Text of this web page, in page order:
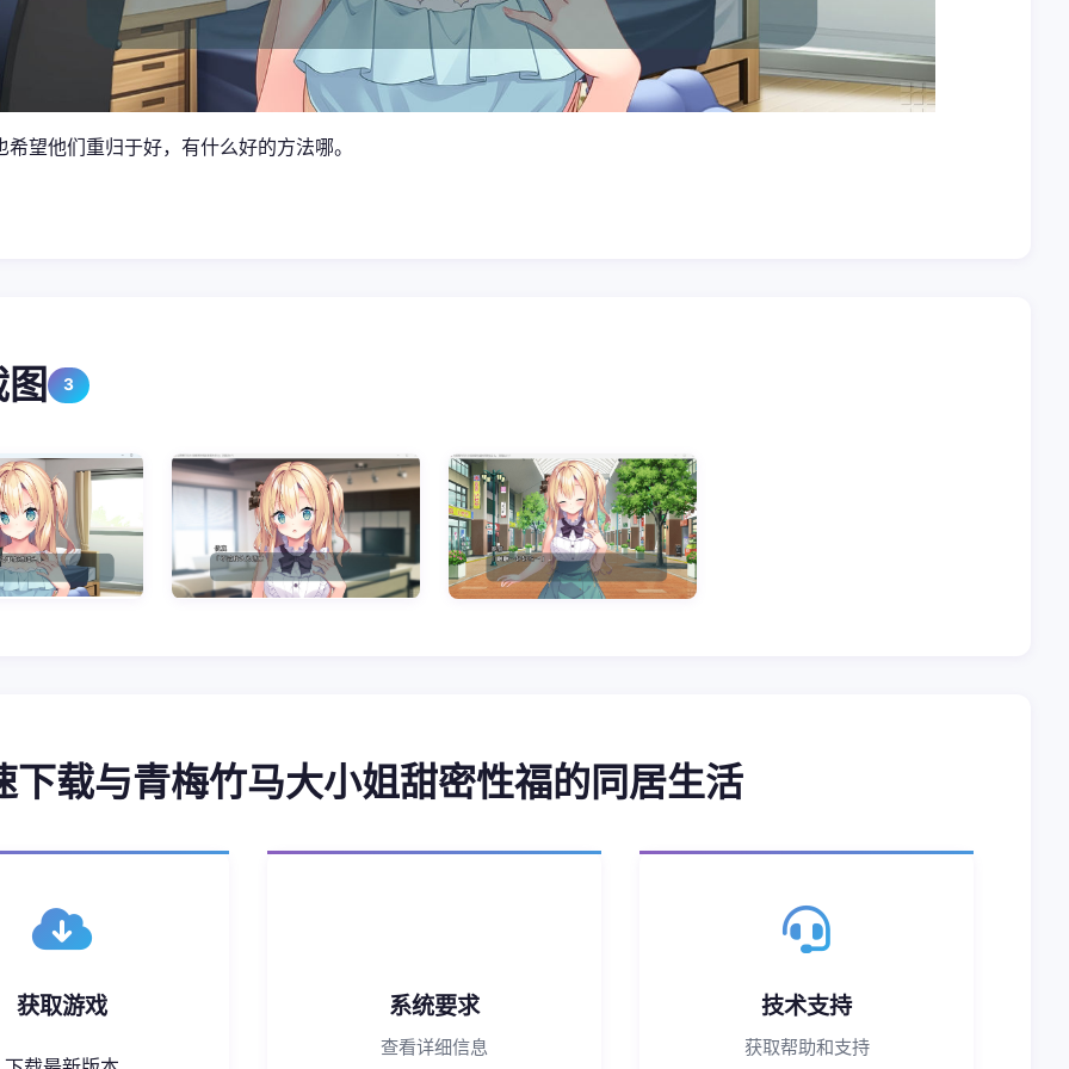
希望他们重归于好，有什么好的方法哪。
3
下载与青梅竹马大小姐甜密性福的同居生活
获取游戏 系统要求
查看详细信息
技术支持
获取帮助和支持